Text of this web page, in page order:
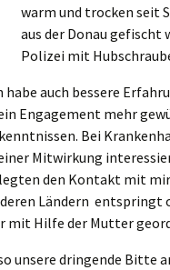
warm und trocken seit
aus der Donau gefischt
Polizei mit
habe auch bessere
Engagement mehr
Bei
Mitwirkung
den Kontakt mit
Ländern entspringt
mit Hilfe der Mutter
unsere dringende Bitte